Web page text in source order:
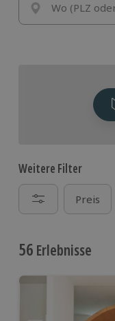
Wo (PLZ
Weitere Filter
Preis
56 Erlebnisse